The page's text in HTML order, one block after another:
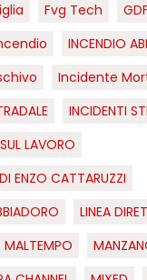
Fvg Tech
INCENDIO
Incidente
INCIDENTI
LAVORO
ENZO CATTARUZZI
LINEA
MALTEMPO